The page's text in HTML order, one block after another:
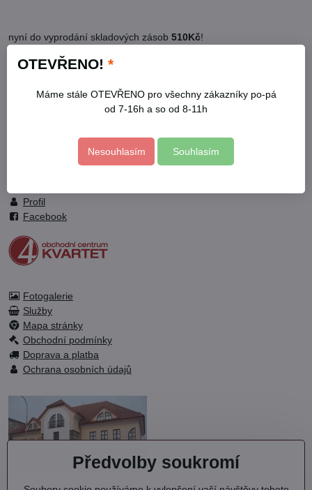
nyní do vyprodání skladových zásob 510Kč!
http://www.extol.cz/naradi/prislusenstvi-k-el-naradi/vrtaky-a-
TwitterBlueskyPinterestRedditLinkedIn
Profil
Facebook
Fotogalerie
Služby
Mapa stránky
Obchodní podmínky
Doprava a platba
Ochrana osobních údajů
Předvolby soukromí
OTEVŘENO! *
Máme stále OTEVŘENO pro všechny zákazníky po-pá
od 7-16h a so od 8-11h
Nesouhlasím Souhlasím